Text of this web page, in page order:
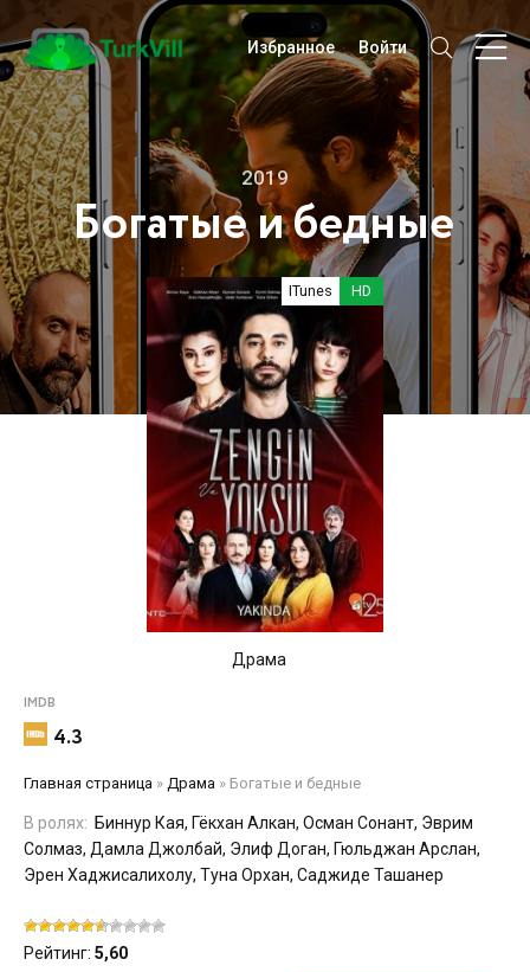
Избранное Войти
Богатые и бедные
ITunes HD
2019
Драма
IMDB
4.3
Главная страница » Драма » Богатые и бедные
В ролях: Биннур Кая, Гёкхан Алкан, Осман Сонант, Эврим
Солмаз, Дамла Джолбай, Элиф Доган, Гюльджан Арслан,
Эрен Хаджисалихолу, Туна Орхан, Саджиде Ташанер
Рейтинг: 5,60